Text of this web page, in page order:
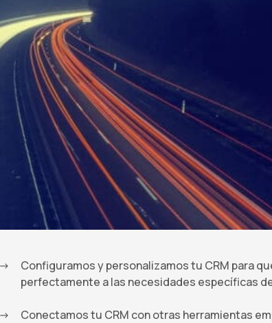
Configuramos y personalizamos tu CRM para
perfectamente a las necesidades específicas
Conectamos tu CRM con otras herramientas